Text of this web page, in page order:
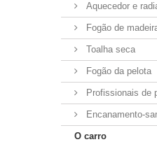
Aquecedor e
Fogão de
Toalha seca
Fogão da pelota
Profissionais de
Encanamento-
O carro